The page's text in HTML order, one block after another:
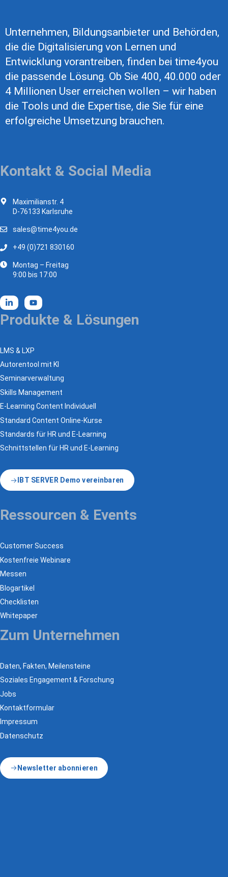
Unternehmen, Bildungsanbieter und Behörden,
die die Digitalisierung von Lernen und
Entwicklung vorantreiben, finden bei time4you
die passende Lösung. Ob Sie 400, 40.000 oder
4 Millionen User erreichen wollen – wir haben
die Tools und die Expertise, die Sie für eine
erfolgreiche Umsetzung brauchen.
Kontakt & Social Media
Maximilianstr. 4
D-76133 Karlsruhe
sales@time4you.de
+49 (0)721 830160
Montag – Freitag
9:00 bis 17:00
Produkte & Lösungen
LMS & LXP
Autorentool mit KI
Seminarverwaltung
Skills Management
E-Learning Content Individuell
Standard Content Online-Kurse
Standards für HR und E-Learning
Schnittstellen für HR und E-Learning
IBT SERVER Demo vereinbaren
Ressourcen & Events
Customer Success
Kostenfreie Webinare
Messen
Blogartikel
Checklisten
Whitepaper
Zum Unternehmen
Daten, Fakten, Meilensteine
Soziales Engagement & Forschung
Jobs
Kontaktformular
Impressum
Datenschutz
Newsletter abonnieren